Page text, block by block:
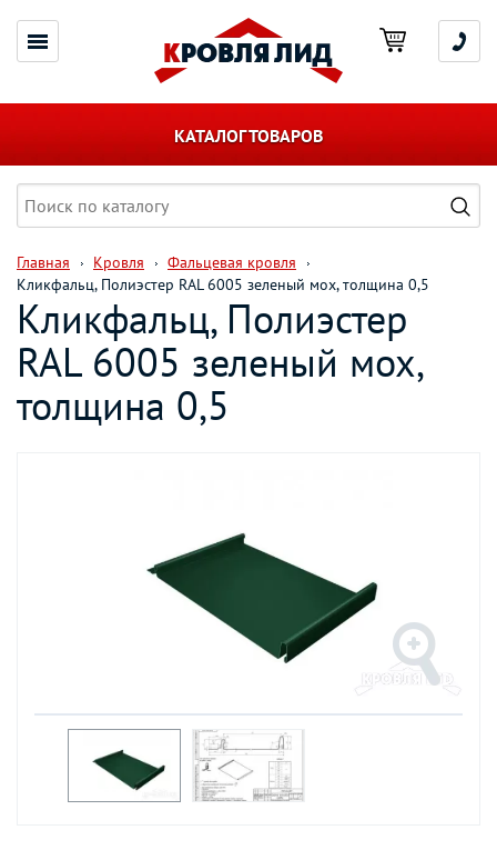
КАТАЛОГ ТОВАРОВ
Главная Кровля
Фальцевая кровля
Кликфальц, Полиэстер RAL 6005 зеленый мох, толщина 0,5
Кликфальц, Полиэстер
RAL 6005 зеленый мох,
толщина 0,5